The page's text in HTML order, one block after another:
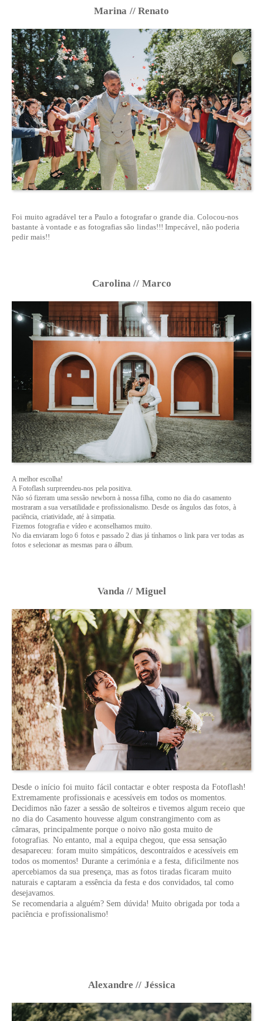
Marina // Renato
Foi muito agradável ter a Paulo a fotografar o grande dia. Colocou-nos
bastante à vontade e as fotografias são lindas!!! Impecável, não poderia
pedir mais!!
Carolina // Marco
A melhor escolha!
A Fotoflash surpreendeu-nos pela positiva.
Não só fizeram uma sessão newborn à nossa filha, como no dia do casamento
mostraram a sua versatilidade e profissionalismo. Desde os ângulos das fotos, à
paciência, criatividade, até à simpatia.
Fizemos fotografia e vídeo e aconselhamos muito.
No dia enviaram logo 6 fotos e passado 2 dias já tínhamos o link para ver todas as
fotos e selecionar as mesmas para o álbum.
Vanda // Miguel
Desde o início foi muito fácil contactar e obter resposta da Fotoflash!
Extremamente profissionais e acessíveis em todos os momentos.
Decidimos não fazer a sessão de solteiros e tivemos algum receio que
no dia do Casamento houvesse algum constrangimento com as
câmaras, principalmente porque o noivo não gosta muito de
fotografias. No entanto, mal a equipa chegou, que essa sensação
desapareceu: foram muito simpáticos, descontraídos e acessíveis em
todos os momentos! Durante a cerimónia e a festa, dificilmente nos
apercebiamos da sua presença, mas as fotos tiradas ficaram muito
naturais e captaram a essência da festa e dos convidados, tal como
desejavamos.
Se recomendaria a alguém? Sem dúvida! Muito obrigada por toda a
paciência e profissionalismo!
Alexandre // Jéssica